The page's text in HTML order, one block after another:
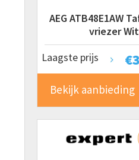
AEG ATB48E1AW
vriezer Wit
€
Laagste prijs
Bekijk aanbieding